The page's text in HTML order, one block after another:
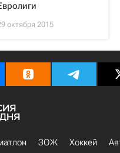
октября 2015
ЗОЖ Хоккей